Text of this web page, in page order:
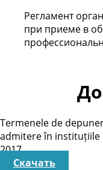
Регламент
при приеме в
Termenele de
admitere în instituțiile
2017
Скачать